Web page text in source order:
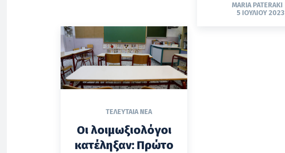
MARIA PATERAKI
5 ΙΟΥΛΊΟΥ 2023
ΤΕΛΕΥΤΑΊΑ ΝΈΑ
Οι λοιμωξιολόγοι
κατέληξαν: Πρώτο